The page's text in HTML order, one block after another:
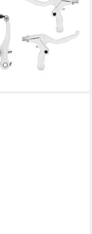
V-Brake mit
vorne hinten
€
in 6-7 Werktagen bei dir